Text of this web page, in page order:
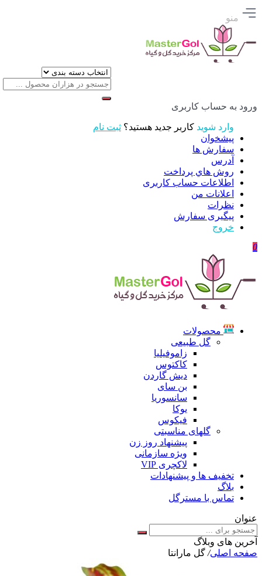
منو
ورود به حساب کاربری
وارد شوید کاربر جدید هستید؟ ثبت نام
پیشخوان
سفارش ها
آدرس
روش هاي پرداخت
اطلاعات حساب كاربری
اعلانات من
نظرات
پیگیری سفارش
خروج
0
محصولات
گل طبیعی
زاموفیلیا
کاکتوس
دیش گاردن
بن سای
سانسوریا
یوکا
فیکوس
گلهای مناسبتی
پیشنهاد روز زن
ویژه سازمانی
لاکچری VIP
تخفیف ها و پیشنهادات
بلاگ
تماس با مسترگل
عنوان
آخرین های وبلاگ
صفحه اصلی/ گل مارانتا